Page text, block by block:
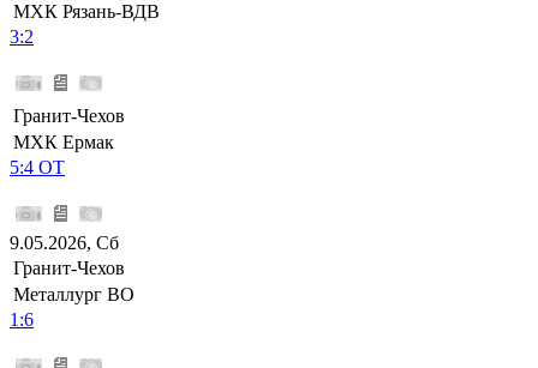
МХК Рязань-ВДВ
3:2
Гранит-Чехов
МХК Ермак
5:4 ОТ
9.05.2026, Сб
Гранит-Чехов
Металлург ВО
1:6